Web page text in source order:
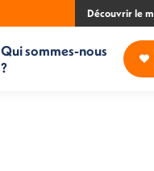
Découvrir le
Qui sommes-nous
?